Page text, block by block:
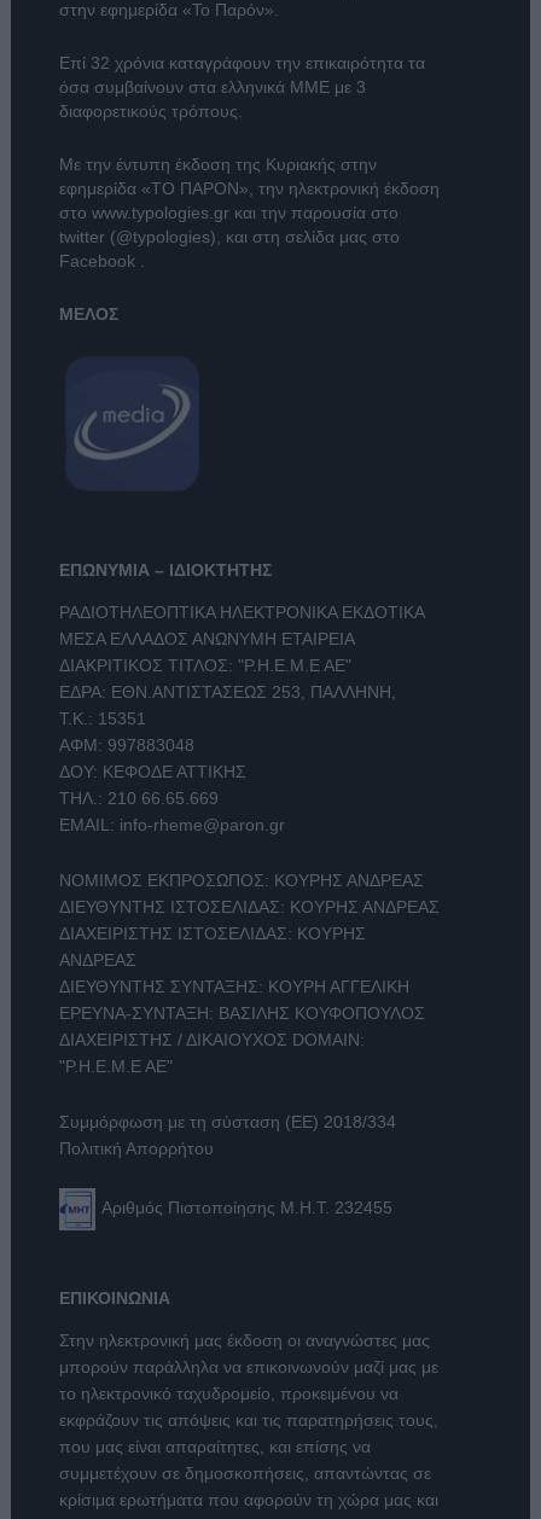
στην εφημερίδα «Το Παρόν».
Επί 32 χρόνια καταγράφουν την επικαιρότητα τα
όσα συμβαίνουν στα ελληνικά ΜΜΕ με 3
διαφορετικούς τρόπους.
Με την έντυπη έκδοση της Κυριακής στην
εφημερίδα «ΤΟ ΠΑΡΟΝ», την ηλεκτρονική έκδοση
στο www.typologies.grκαι την παρουσία στο
twitter (@typologies), και στη σελίδα μας στο
Facebook .
ΜΕΛΟΣ
ΕΠΩΝΥΜΙΑ – ΙΔΙΟΚΤΗΤΗΣ
ΡΑΔΙΟΤΗΛΕΟΠΤΙΚΑ ΗΛΕΚΤΡΟΝΙΚΑ ΕΚΔΟΤΙΚΑ
ΜΕΣΑ ΕΛΛΑΔΟΣ ΑΝΩΝΥΜΗ ΕΤΑΙΡΕΙΑ
ΔΙΑΚΡΙΤΙΚΟΣ ΤΙΤΛΟΣ: "Ρ.Η.Ε.Μ.Ε ΑΕ"
ΕΔΡΑ: ΕΘΝ.ΑΝΤΙΣΤΑΣΕΩΣ 253, ΠΑΛΛΗΝΗ,
Τ.Κ.: 15351
ΑΦΜ: 997883048
ΔΟΥ: ΚΕΦΟΔΕ ΑΤΤΙΚΗΣ
ΤΗΛ.: 210 66.65.669
EMAIL: info-rheme@paron.gr
ΝΟΜΙΜΟΣ ΕΚΠΡΟΣΩΠΟΣ: ΚΟΥΡΗΣ ΑΝΔΡΕΑΣ
ΔΙΕΥΘΥΝΤΗΣ ΙΣΤΟΣΕΛΙΔΑΣ: ΚΟΥΡΗΣ ΑΝΔΡΕΑΣ
ΔΙΑΧΕΙΡΙΣΤΗΣ ΙΣΤΟΣΕΛΙΔΑΣ: ΚΟΥΡΗΣ
ΑΝΔΡΕΑΣ
ΔΙΕΥΘΥΝΤΗΣ ΣΥΝΤΑΞΗΣ: ΚΟΥΡΗ ΑΓΓΕΛΙΚΗ
ΕΡΕΥΝΑ-ΣΥΝΤΑΞΗ: ΒΑΣΙΛΗΣ ΚΟΥΦΟΠΟΥΛΟΣ
ΔΙΑΧΕΙΡΙΣΤΗΣ / ΔΙΚΑΙΟΥΧΟΣ DOMAIN:
"Ρ.Η.Ε.Μ.Ε ΑΕ"
Συμμόρφωση με τη σύσταση (ΕΕ) 2018/334
Πολιτική Απορρήτου
Αριθμός Πιστοποίησης Μ.Η.Τ. 232455
ΕΠΙΚΟΙΝΩΝΙΑ
Στην ηλεκτρονική μας έκδοση οι αναγνώστες μας
μπορούν παράλληλα να επικοινωνούν μαζί μας με
το ηλεκτρονικό ταχυδρομείο, προκειμένου να
εκφράζουν τις απόψεις και τις παρατηρήσεις τους,
που μας είναι απαραίτητες, και επίσης να
συμμετέχουν σε δημοσκοπήσεις, απαντώντας σε
κρίσιμα ερωτήματα που αφορούν τη χώρα μας και